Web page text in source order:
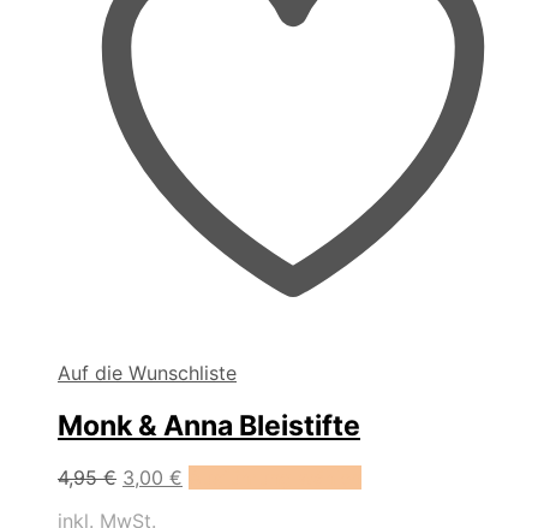
Auf die Wunschliste
Monk & Anna Bleistifte
4,95€ 3,00 €
inkl. MwSt.